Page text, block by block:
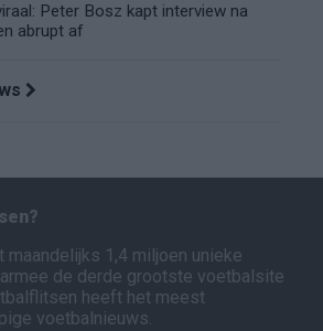
Peter Bosz kapt interview na
abrupt af
1,4 miljoen unieke
de derde grootste voetbalsite
heeft het meest
voetbalnieuws.